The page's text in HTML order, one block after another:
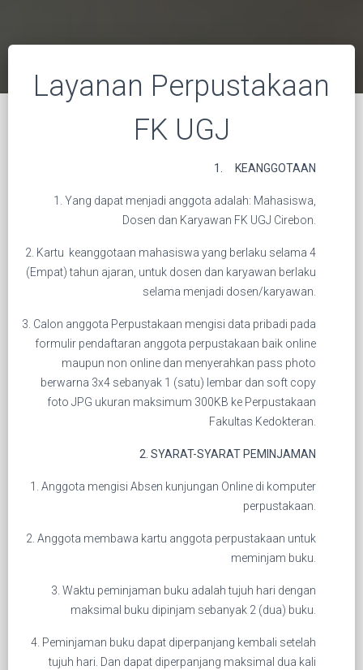
Layanan Perpustakaan
FK UGJ
1. KEANGGOTAAN
1. Yang dapat menjadi anggota adalah: Mahasiswa,
Dosen dan Karyawan FK UGJ Cirebon.
2. Kartu keanggotaan mahasiswa yang berlaku selama 4
(Empat) tahun ajaran, untuk dosen dan karyawan berlaku
selama menjadi dosen/karyawan.
3. Calon anggota Perpustakaan mengisi data pribadi pada
formulir pendaftaran anggota perpustakaan baik online
maupun non online dan menyerahkan pass photo
berwarna 3x4 sebanyak 1 (satu) lembar dan soft copy
foto JPG ukuran maksimum 300KB ke Perpustakaan
Fakultas Kedokteran.
2. SYARAT-SYARAT PEMINJAMAN
1. Anggota mengisi Absen kunjungan Online di komputer
perpustakaan.
2. Anggota membawa kartu anggota perpustakaan untuk
meminjam buku.
3. Waktu peminjaman buku adalah tujuh hari dengan
maksimal buku dipinjam sebanyak 2 (dua) buku.
4. Peminjaman buku dapat diperpanjang kembali setelah
tujuh hari. Dan dapat diperpanjang maksimal dua kali